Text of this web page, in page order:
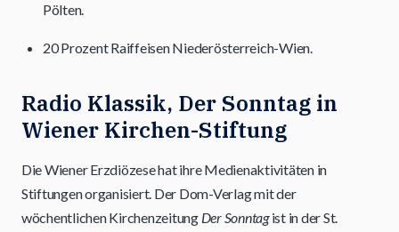
Pölten.
20 Prozent Raiffeisen Niederösterreich-Wien.
Radio Klassik, Der Sonntag in
Wiener Kirchen-Stiftung
Die Wiener Erzdiözese hat ihre Medienaktivitäten in
Stiftungen organisiert. Der Dom-Verlag mit der
wöchentlichen Kirchenzeitung Der Sonntagist in der St.